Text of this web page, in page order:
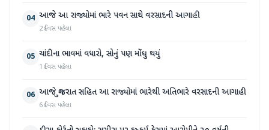
04 આજે આ રાજ્યોમાં ભારે પવન સાથે વરસાદની આગાહી
2 દિવસ પહેલા
05 ચાંદીના ભાવમાં વધારો, સોનું પણ મોંઘુ થયું
1 દિવસ પહેલા
06 આજે ગુજરાત સહિત આ રાજ્યોમાં ભારેથી અતિભારે વરસાદની આગાહી
6 દિવસ પહેલા